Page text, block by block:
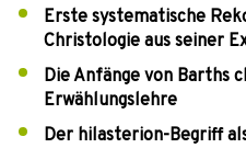
Erste systematische
Christologie aus seiner
Die Anfänge von Barths
Erwählungslehre
Der hilasterion-Begriff